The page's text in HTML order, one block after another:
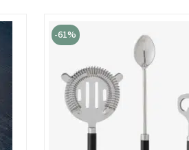
-61%
Preis
war:
46,30 €